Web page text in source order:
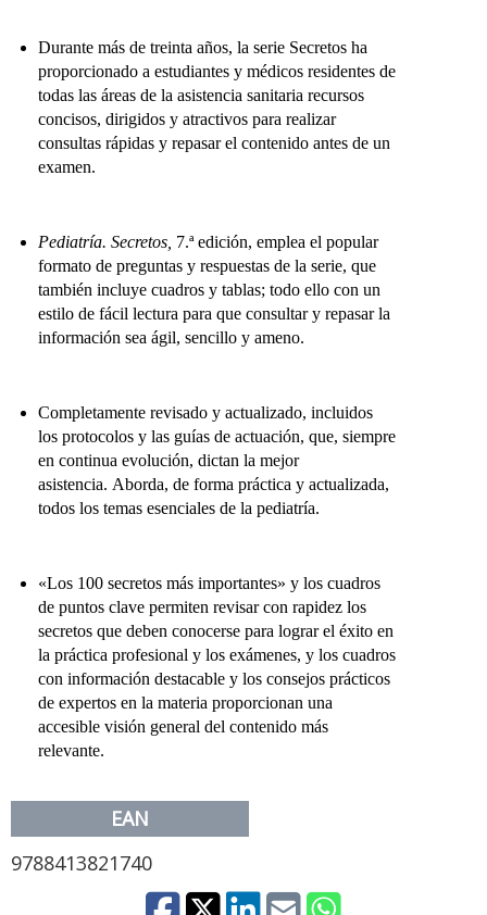
Durante más de treinta años, la serie Secretos ha
proporcionado a estudiantes y médicos residentes de
todas las áreas de la asis­tencia sanitaria recursos
concisos, dirigidos y atractivos para realizar
consultas rápidas y repasar el contenido antes de un
examen.
Pediatría. Secretos, 7.ª edición, emplea el popular
for­mato de preguntas y respuestas de la serie, que
también incluye cuadros y tablas; todo ello con un
estilo de fácil lectura para que consultar y repasar la
información sea ágil, sencillo y ameno.
Completamente revisado y actualizado, incluidos
los protocolos y las guías de actuación, que, siempre
en continua evolu­ción, dictan la mejor
asistencia. Aborda, de forma práctica y actualizada,
todos los temas esenciales de la pediatría.
«Los 100 secretos más importantes» y los cuadros
de pun­tos clave permiten revisar con rapidez los
secretos que deben conocerse para lograr el éxito en
la práctica profesional y los exámenes, y los cuadros
con información destacable y los consejos prácticos
de expertos en la materia proporcionan una
accesible visión general del contenido más
relevante.
EAN
9788413821740